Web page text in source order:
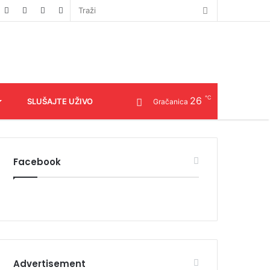
SLUŠAJTE UŽIVO Gračanica 26 ℃
Facebook
Advertisement